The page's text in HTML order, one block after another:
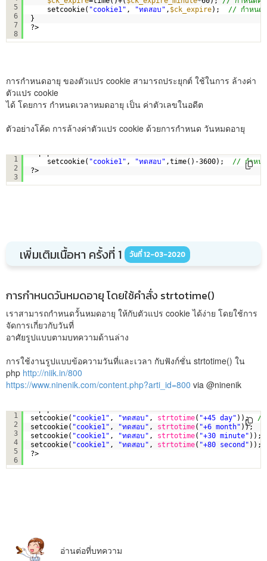
5
6
7
8
setcookie( "cookie1" , "ทดสอบ" , $ck_expire); // กำห
}
?>
การกำหนดอายุ ของตัวแปร cookie สามารถประยุกต์ ใช้ในการ ล้างค่า
ตัวแปร cookie
ได้ โดยการ กำหนดเวลาหมดอายุ เป็น ค่าตัวเลขในอดีต
ตัวอย่างโค้ด การล้างค่าตัวแปร cookie ด้วยการกำหนด วันหมดอายุ
1
2
3
setcookie( "cookie1" , "ทดสอบ" ,time()-3600); // กำหน
?>
เพิ่มเติมเนื้อหา ครั้งที่ 1 วันที่ 12-03-2020
การกำหนดวันหมดอายุ โดยใช้คำสั่ง strtotime()
เราสามารถกำหนดวั้นหมดอายุ ให้กับตัวแปร cookie ได้ง่าย โดยใช้การ
จัดการเกี่ยวกับวันที่
อาศัยรูปแบบตามบทความด้านล่าง
การใช้งานรูปแบบข้อความวันที่และเวลา กับฟังก์ชั่น strtotime() ใน
php http://niik.in/800
https://www.ninenik.com/content.php?arti_id=800 via @ninenik
1
2
3
4
5
6
setcookie( "cookie1" , "ทดสอบ" , strtotime( "+45 day" )); //
setcookie( "cookie1" , "ทดสอบ" , strtotime( "+6 month" ));
setcookie( "cookie1" , "ทดสอบ" , strtotime( "+30 minute"
setcookie( "cookie1" , "ทดสอบ" , strtotime( "+80 second"
?>
อ่านต่อที่บทความ